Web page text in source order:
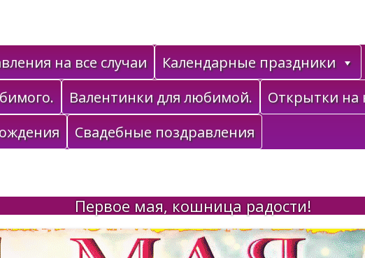
на все случаи
Календарные праздники
Валентинки для любимой.
Открытки на
Свадебные поздравления
Первое мая, кошница радости!